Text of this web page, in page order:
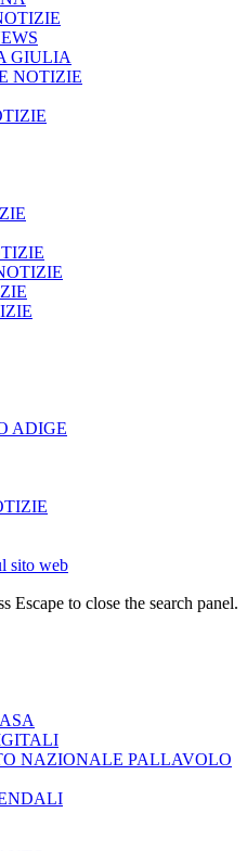
GIULIA
NOTIZIE
ADIGE
sito web
Escape to close the search panel.
NAZIONALE PALLAVOLO